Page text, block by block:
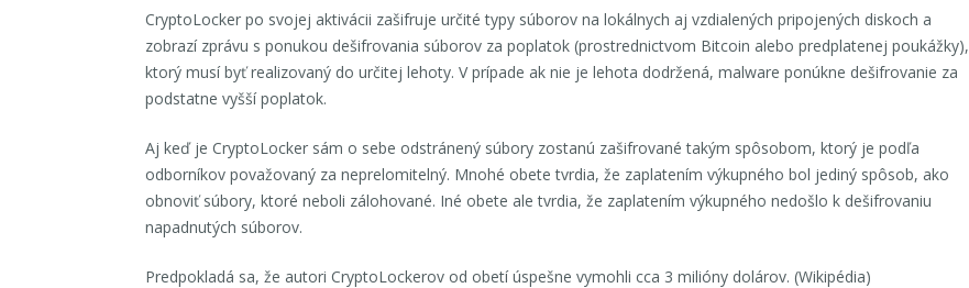
CryptoLocker po svojej aktivácii zašifruje určité typy súborov na lokálnych aj vzdialených pripojených diskoch a
zobrazí zprávu s ponukou dešifrovania súborov za poplatok (prostrednictvom Bitcoin alebo predplatenej poukážky),
ktorý musí byť realizovaný do určitej lehoty. V prípade ak nie je lehota dodržená, malware ponúkne dešifrovanie za
podstatne vyšší poplatok.
Aj keď je CryptoLocker sám o sebe odstránený súbory zostanú zašifrované takým spôsobom, ktorý je podľa
odborníkov považovaný za neprelomitelný. Mnohé obete tvrdia, že zaplatením výkupného bol jediný spôsob, ako
obnoviť súbory, ktoré neboli zálohované. Iné obete ale tvrdia, že zaplatením výkupného nedošlo k dešifrovaniu
napadnutých súborov.
Predpokladá sa, že autori CryptoLockerov od obetí úspešne vymohli cca 3 milióny dolárov. (Wikipédia)